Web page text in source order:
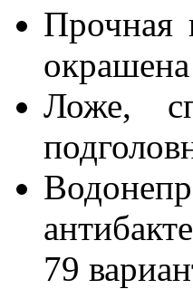
Прочная
Ложе,
79